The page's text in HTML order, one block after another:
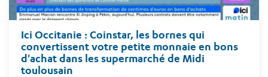
Ici Occitanie : Coinstar, les bornes qui
convertissent votre petite monnaie en bons
d'achat dans les supermarché de Midi
toulousain